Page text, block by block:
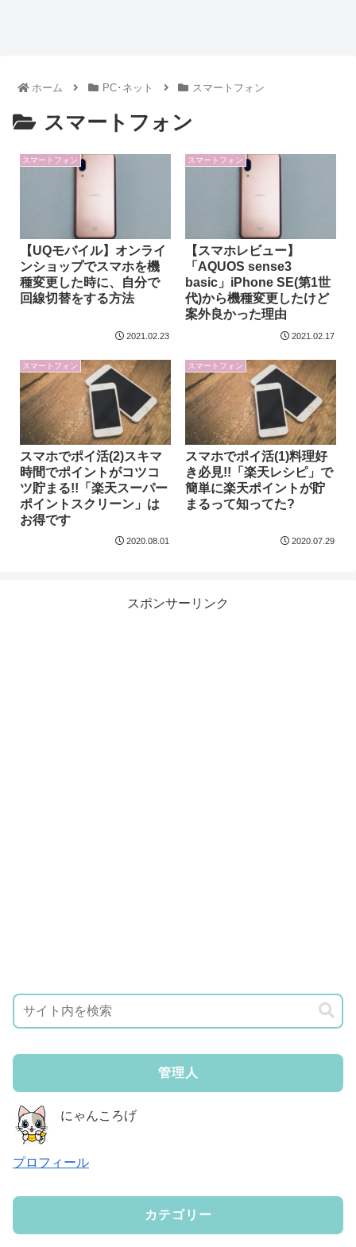
ホーム PC･ネット スマートフォン
スマートフォン
スマートフォン
【UQモバイル】オンライ
ンショップでスマホを機
種変更した時に、自分で
回線切替をする方法
2021.02.23
スマートフォン
【スマホレビュー】
「AQUOS sense3
basic」iPhone SE(第1世
代)から機種変更したけど
案外良かった理由
2021.02.17
スマートフォン
スマホでポイ活(2)スキマ
時間でポイントがコツコ
ツ貯まる!!「楽天スーパー
ポイントスクリーン」は
お得です
2020.08.01
スマートフォン
スマホでポイ活(1)料理好
き必見!!「楽天レシピ」で
簡単に楽天ポイントが貯
まるって知ってた?
2020.07.29
スポンサーリンク
管理人
にゃんころげ
プロフィール
カテゴリー